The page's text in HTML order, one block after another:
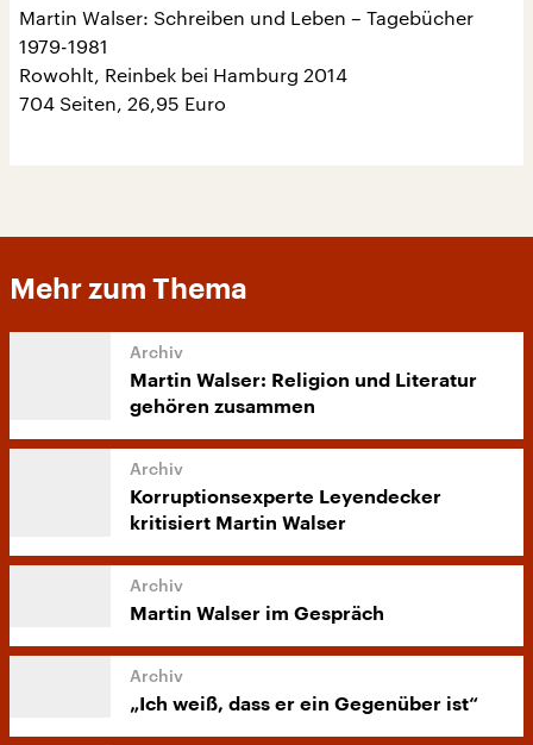
Martin Walser: Schreiben und Leben – Tagebücher
1979-1981
Rowohlt, Reinbek bei Hamburg 2014
704 Seiten, 26,95 Euro
Mehr zum Thema
Martin Walser: Religion und Literatur
gehören zusammen
Korruptionsexperte Leyendecker
kritisiert Martin Walser
Martin Walser im Gespräch
„Ich weiß, dass er ein Gegenüber ist“